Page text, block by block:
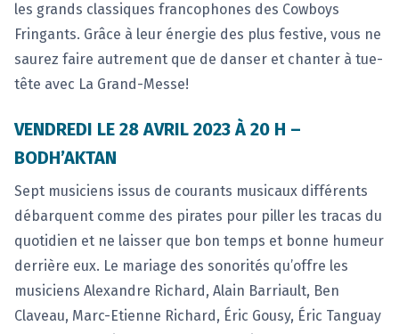
les grands classiques francophones des Cowboys
Fringants. Grâce à leur énergie des plus festive, vous ne
saurez faire autrement que de danser et chanter à tue-
tête avec La Grand-Messe!
VENDREDI LE 28 AVRIL 2023 À 20 H –
BODH’AKTAN
Sept musiciens issus de courants musicaux différents
débarquent comme des pirates pour piller les tracas du
quotidien et ne laisser que bon temps et bonne humeur
derrière eux. Le mariage des sonorités qu’offre les
musiciens Alexandre Richard, Alain Barriault, Ben
Claveau, Marc-Etienne Richard, Éric Gousy, Éric Tanguay